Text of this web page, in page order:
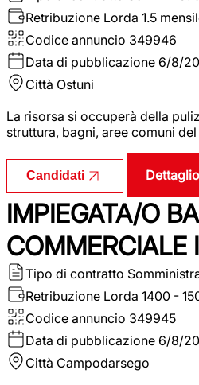
Retribuzione Lorda 1.5
Codice annuncio 349946
Data di pubblicazione 6/8/
Città Ostuni
La risorsa si occuperà della
struttura, bagni, aree comuni
Candidati
IMPIEGATA/O
COMMERCIALE
Tipo di contratto
Retribuzione Lorda 1400 -
Codice annuncio 349945
Data di pubblicazione 6/8/
Città Campodarsego